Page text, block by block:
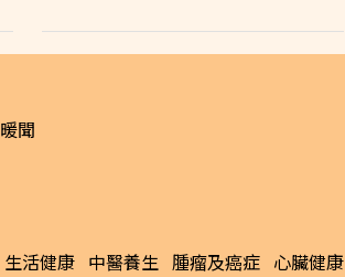
暖聞
生活健康 中醫養生 腫瘤及癌症 心臟健康